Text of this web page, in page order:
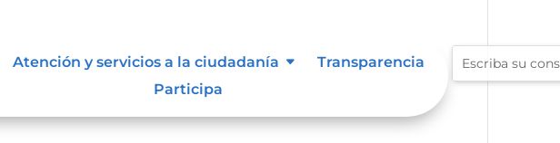
Atención y servicios a la ciudadanía
Transparencia
Participa
les aplique de interés.